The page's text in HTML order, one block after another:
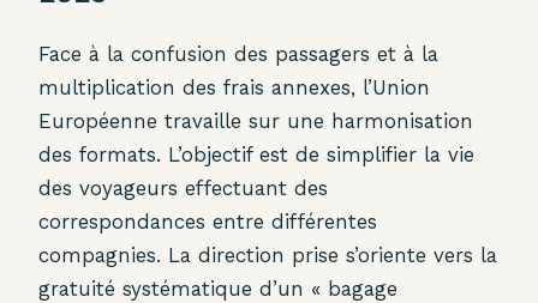
Face à la confusion des passagers et à la
multiplication des frais annexes, l’Union
Européenne travaille sur une harmonisation
des formats. L’objectif est de simplifier la vie
des voyageurs effectuant des
correspondances entre différentes
compagnies. La direction prise s’oriente vers la
gratuité systématique d’un « bagage